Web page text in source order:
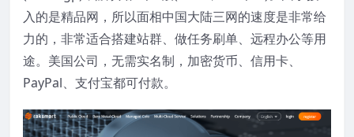
入的是精品网，所以面相中国大陆三网的速度是非常给
力的，非常适合搭建站群、做任务刷单、远程办公等用
途。美国公司，无需实名制，加密货币、信用卡、
PayPal、支付宝都可付款。